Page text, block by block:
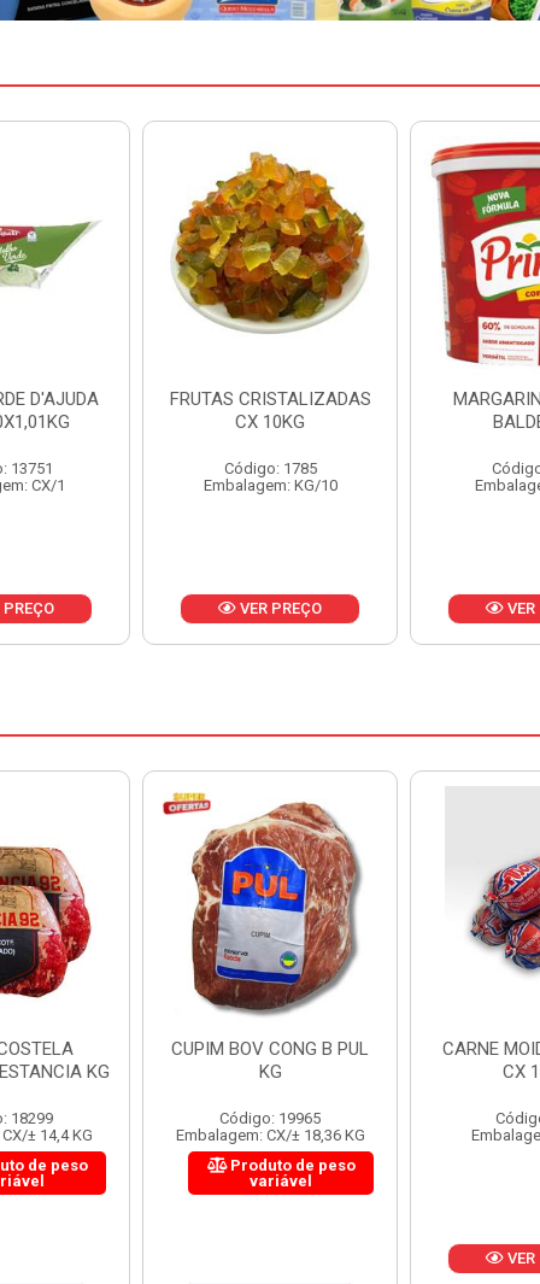
1785
KG/10
PREÇO
MARGARINA PRIMOR
BALDE 3KG
Código: 1801
Embalagem: BD/1
VER PREÇO
CAIXA
VER
B PUL
19965
± 18,36 KG
de peso
CARNE MOIDA FORTBOI
CX 10KG
Código: 200
Embalagem: KG/10
LOMBINHO
Embalagem: